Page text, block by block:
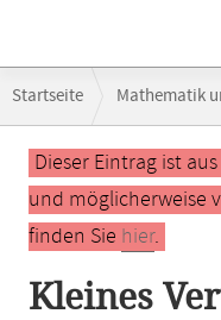
Navigation
Startseite Mathematik
Kleines Vertiefungsmodul
Hauptinhalt
Dieser Eintrag ist
und möglicherweise
finden Sie hier.
Kleines